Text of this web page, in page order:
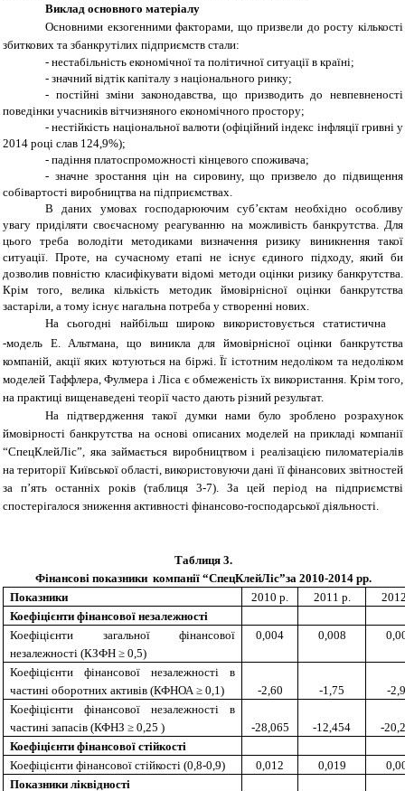
Виклад основного матеріалу
Основними екзогенними факторами, що призвели до росту кількості
збиткових та збанкрутілих підприємств стали:
- нестабільність економічної та політичної ситуації в країні;
- значний відтік капіталу з національного ринку;
- постійні зміни законодавства, що призводить до невпевненості
поведінки учасників вітчизняного економічного простору;
- нестійкість національної валюти (офіційний індекс інфляції гривні у
2014 році слав 124,9%);
- падіння платоспроможності кінцевого споживача;
- значне зростання цін на сировину, що призвело до підвищення
собівартості виробництва на підприємствах.
В даних умовах господарюючим суб’єктам необхідно особливу
увагу приділяти своєчасному реагуванню на можливість банкрутства. Для
цього треба володіти методиками визначення ризику виникнення такої
ситуації. Проте, на сучасному етапі не існує єдиного підходу, який би
дозволив повністю класифікувати відомі методи оцінки ризику банкрутства.
Крім того, велика кількість методик ймовірнісної оцінки банкрутства
застаріли, а тому існує нагальна потреба у створенні нових.
На сьогодні найбільш широко використовується статистична
-модель Е. Альтмана, що виникла для ймовірнісної оцінки банкрутства
компаній, акції яких котуються на біржі. Її істотним недоліком та недоліком
моделей Таффлера, Фулмера і Ліса є обмеженість їх використання. Крім того,
на практиці вищенаведені теорії часто дають різний результат.
На підтвердження такої думки нами було зроблено розрахунок
ймовірності банкрутства на основі описаних моделей на прикладі компанії
“СпецКлейЛіс”, яка займається виробництвом і реалізацією пиломатеріалів
на території Київської області, використовуючи дані її фінансових звітностей
за п’ять останніх років (таблиця 3-7). За цей період на підприємстві
спостерігалося зниження активності фінансово-господарської діяльності.
Таблиця 3.
Фінансові показники компанії “СпецКлейЛіс”за 2010-2014 рр.
Показники
2010 р. 2011 р. 201
Коефіцієнти фінансової незалежності
Коефіцієнти загальної фінансової
незалежності (КЗФН ≥ 0,5)
0,004 0,008
Коефіцієнти фінансової незалежності в
частині оборотних активів (КФНОА ≥ 0,1)
-2,60 -1,75
-
Коефіцієнти фінансової незалежності в
частині запасів (КФНЗ ≥ 0,25 )
-28,065 -12,454
-
Коефіцієнти фінансової стійкості
Коефіцієнти фінансової стійкості (0,8-0,9) 0,012 0,019
Показники ліквідності